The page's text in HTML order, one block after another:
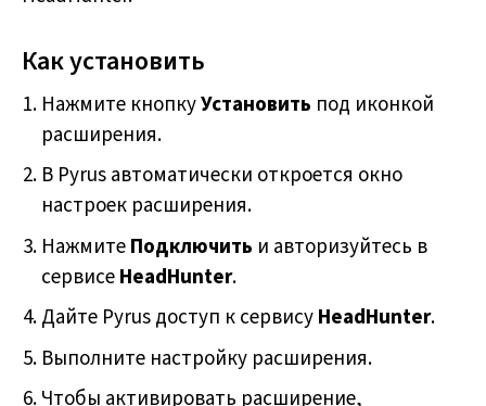
Как установить
Нажмите кнопкуУстановить под иконкой
расширения.
В Pyrus автоматически откроется окно
настроек расширения.
НажмитеПодключить и авторизуйтесь в
сервисеHeadHunter.
Дайте Pyrus доступ к сервисуHeadHunter.
Выполните настройку расширения.
Чтобы активировать расширение,